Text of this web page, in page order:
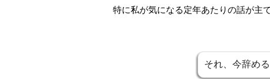
ョッピングAmaz...
特に私が気になる定年あたりの話が主
それ、今辞め